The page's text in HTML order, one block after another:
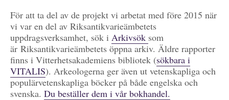
För att ta del av de projekt vi arbetat med före 2015 när
vi var en del av Riksantikvarieämbetets
uppdragsverksamhet, sök i Arkivsök som
är Riksantikvarieämbetets öppna arkiv. Äldre rapporter
finns i Vitterhetsakademiens bibliotek (sökbara i
VITALIS). Arkeologerna ger även ut vetenskapliga och
populärvetenskapliga böcker på både engelska och
svenska. Du beställer dem i vår bokhandel.